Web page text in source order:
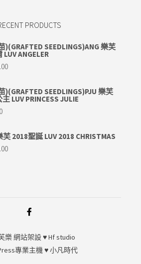
PRODUCTS
)(GRAFTED SEEDLINGS)ANG 樂芙
LUV ANGELER
)(GRAFTED SEEDLINGS)PJU 樂芙
LUV PRINCESS JULIE
芙 2018聖誕 LUV 2018 CHRISTMAS
樂網站架設 ♥Hf studio
專業主機 ♥小凡時代